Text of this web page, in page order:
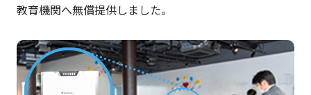
教育機関へ無償提供しました。